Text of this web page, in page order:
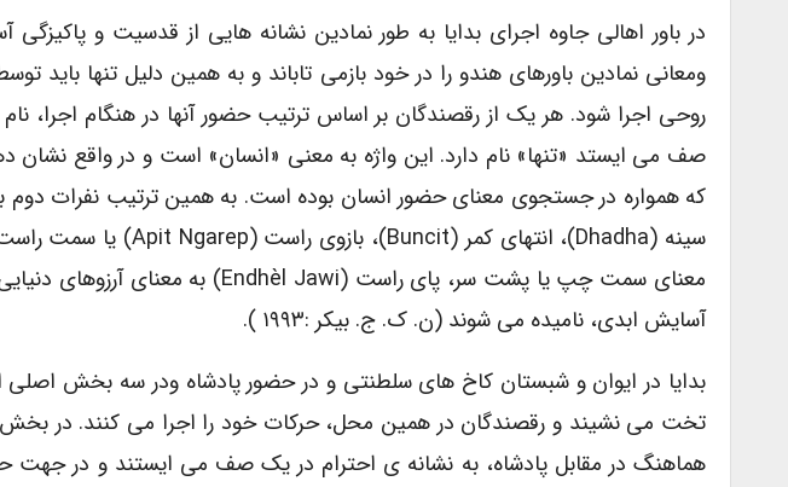
در باور اهالی جاوه اجرای بدایا به طور نمادین نشانه هایی از قدسیت و
ومعانی نمادین باورهای هندو را در خود بازمی تاباند و به همین دلیل تنها باید
روحی اجرا شود. هر یک از رقصندگان بر اساس ترتیب حضور آنها در هنگام اجرا،
صف می ایستد «تنها» نام دارد. این واژه به معنی «انسان» است و در واقع نشان
آسایش ابدی، نامیده می شوند (ن. ک. ج. بیکر :۱۹۹۳ ).
بدایا در ایوان و شبستان کاخ های سلطنتی و در حضور پادشاه ودر سه بخش
تخت می نشیند و رقصندگان در همین محل، حرکات خود را اجرا می کنند. در
هماهنگ در مقابل پادشاه، به نشانه ی احترام در یک صف می ایستند و در